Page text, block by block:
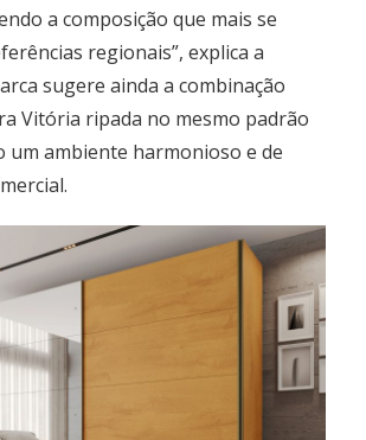
a composição que mais se
regionais”, explica a
sugere ainda a combinação
Vitória ripada no mesmo padrão
um ambiente harmonioso e de